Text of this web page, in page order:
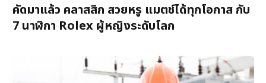
คัดมาแล้ว คลาสสิก สวยหรู แมตช์ได้ทุกโอกาส กับ
7 นาฬิกา Rolex ผู้หญิงระดับโลก